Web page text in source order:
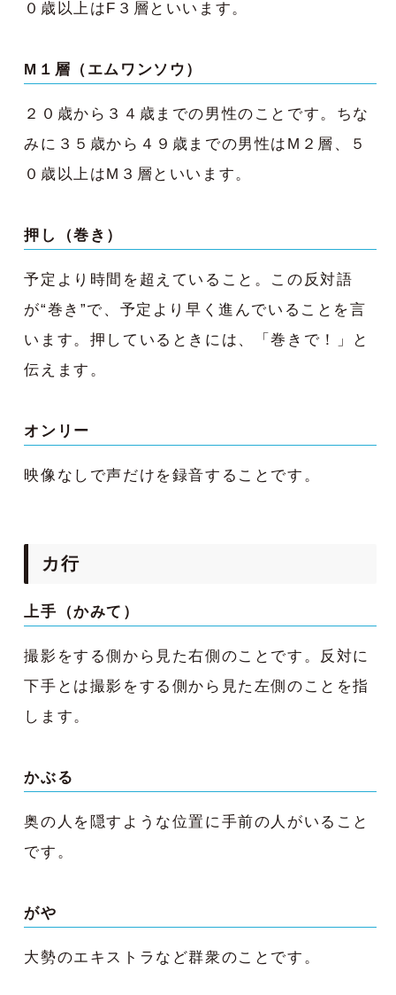
０歳以上はF３層といいます。
M１層（エムワンソウ）
２０歳から３４歳までの男性のことです。ちな
みに３５歳から４９歳までの男性はM２層、５
０歳以上はM３層といいます。
押し（巻き）
予定より時間を超えていること。この反対語
が“巻き”で、予定より早く進んでいることを言
います。押しているときには、「巻きで！」と
伝えます。
オンリー
映像なしで声だけを録音することです。
カ行
上手（かみて）
撮影をする側から見た右側のことです。反対に
下手とは撮影をする側から見た左側のことを指
します。
かぶる
奥の人を隠すような位置に手前の人がいること
です。
がや
大勢のエキストラなど群衆のことです。